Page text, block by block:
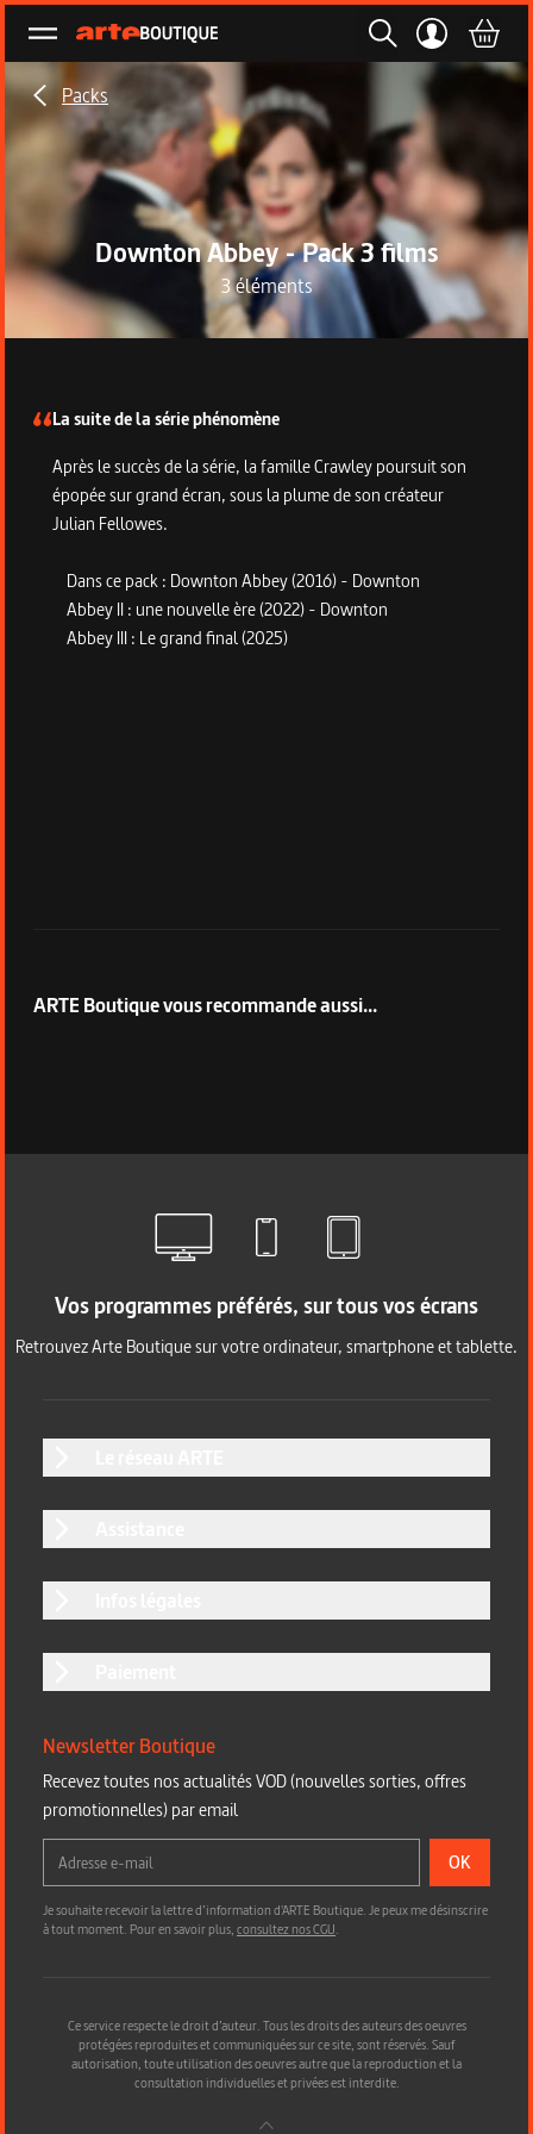
Ouvrir le menu
Packs
Downton Abbey - Pack 3 films
3 éléments
Description du pack
La suite de la série phénomène
Après le succès de la série, la famille Crawley poursuit son
épopée sur grand écran, sous la plume de son créateur
Julian Fellowes.
Dans ce pack : Downton Abbey (2016) - Downton
Abbey II : une nouvelle ère (2022) - Downton
Abbey III : Le grand final (2025)
ARTE Boutique vous recommande aussi...
Vos programmes préférés, sur tous vos écrans
Retrouvez Arte Boutique sur votre ordinateur, smartphone et tablette.
Newsletter Boutique
Recevez toutes nos actualités VOD (nouvelles sorties, offres
promotionnelles) par email
OK
Je souhaite recevoir la lettre d’information d'ARTE Boutique. Je peux me désinscrire
à tout moment. Pour en savoir plus,consultez nos CGU.
Ce service respecte le droit d’auteur. Tous les droits des auteurs des oeuvres
protégées reproduites et communiquées sur ce site, sont réservés. Sauf
autorisation, toute utilisation des oeuvres autre que la reproduction et la
consultation individuelles et privées est interdite.